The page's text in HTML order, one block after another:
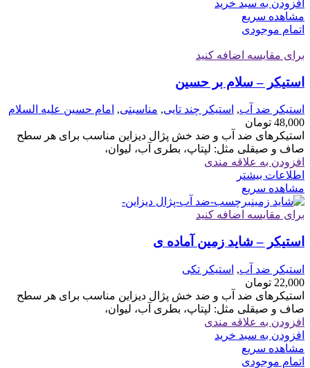
افزودن به سبد خرید
مشاهده سریع
اتمام موجودی
برای مقایسه اضافه کنید
استیکر – سلام بر حسین
استیکر ضد آب, استیکر چند تایی, مناسبتی, امام حسین علیه السلام
48,000 تومان
استیکرهای ضد آب و ضد خش پژال دیزاین مناسب برای هر سطح
صاف و صیقلی مثل: لپتاپ، بطری آب، لیوان،
افزودن به علاقه مندی
اطلاعات بیشتر
مشاهده سریع
برای مقایسه اضافه کنید
استیکر – شاید زمین آماده ی
استیکر ضد آب, استیکر تکی
22,000 تومان
استیکرهای ضد آب و ضد خش پژال دیزاین مناسب برای هر سطح
صاف و صیقلی مثل: لپتاپ، بطری آب، لیوان،
افزودن به علاقه مندی
افزودن به سبد خرید
مشاهده سریع
اتمام موجودی